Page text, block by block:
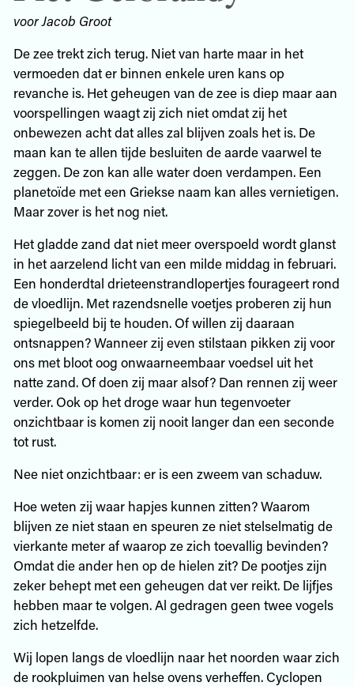
voor Jacob Groot
De zee trekt zich terug. Niet van harte maar in het
vermoeden dat er binnen enkele uren kans op
revanche is. Het geheugen van de zee is diep maar aan
voorspellingen waagt zij zich niet omdat zij het
onbewezen acht dat alles zal blijven zoals het is. De
maan kan te allen tijde besluiten de aarde vaarwel te
zeggen. De zon kan alle water doen verdampen. Een
planetoïde met een Griekse naam kan alles vernietigen.
Maar zover is het nog niet.
Het gladde zand dat niet meer overspoeld wordt glanst
in het aarzelend licht van een milde middag in februari.
Een honderdtal drieteenstrandlopertjes fourageert rond
de vloedlijn. Met razendsnelle voetjes proberen zij hun
spiegelbeeld bij te houden. Of willen zij daaraan
ontsnappen? Wanneer zij even stilstaan pikken zij voor
ons met bloot oog onwaarneembaar voedsel uit het
natte zand. Of doen zij maar alsof? Dan rennen zij weer
verder. Ook op het droge waar hun tegenvoeter
onzichtbaar is komen zij nooit langer dan een seconde
tot rust.
Nee niet onzichtbaar: er is een zweem van schaduw.
Hoe weten zij waar hapjes kunnen zitten? Waarom
blijven ze niet staan en speuren ze niet stelselmatig de
vierkante meter af waarop ze zich toevallig bevinden?
Omdat die ander hen op de hielen zit? De pootjes zijn
zeker behept met een geheugen dat ver reikt. De lijfjes
hebben maar te volgen. Al gedragen geen twee vogels
zich hetzelfde.
Wij lopen langs de vloedlijn naar het noorden waar zich
de rookpluimen van helse ovens verheffen. Cyclopen